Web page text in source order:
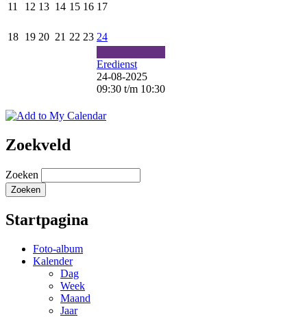
11 12 13 14 15 16 17
18 19 20 21 22 23 24
Eredienst
24-08-2025
09:30 t/m 10:30
Zoekveld
Zoeken
Startpagina
Foto-album
Kalender
Dag
Week
Maand
Jaar